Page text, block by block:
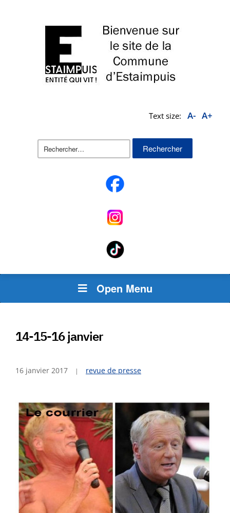
Text size: A- A+
Rechercher :
Open Menu
14-15-16 janvier
16 janvier 2017 revue de presse